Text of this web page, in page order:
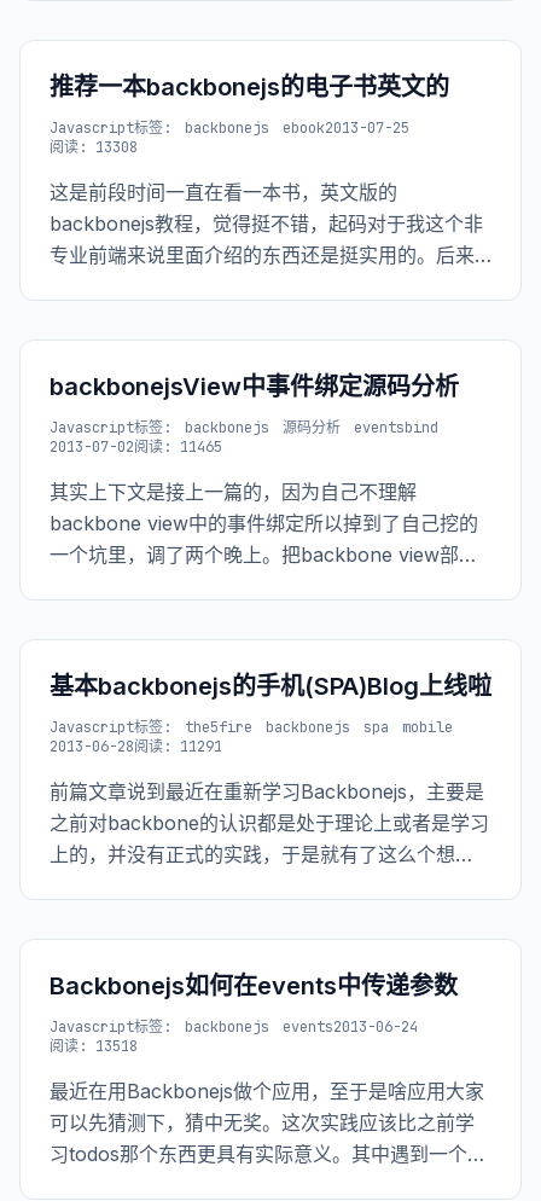
推荐一本backbonejs的电子书英文的
Javascript标签: backbonejs ebook2013-07-25
阅读: 13308
这是前段时间一直在看一本书，英文版的
backbonejs教程，觉得挺不错，起码对于我这个非
专业前端来说里面介绍的东西还是挺实用的。后来
干活还的再学习更多的东西。
backbonejsView中事件绑定源码分析
Javascript标签: backbonejs 源码分析
eventsbind
2013-07-02阅读: 11465
其实上下文是接上一篇的，因为自己不理解
backbone view中的事件绑定所以掉到了自己挖的
一个坑里，调了两个晚上。把backbone view部分
基本backbonejs的手机(SPA)Blog上线啦
Javascript标签: the5fire backbonejs spa
mobile
2013-06-28阅读: 11291
前篇文章说到最近在重新学习Backbonejs，主要是
之前对backbone的认识都是处于理论上或者是学习
上的，并没有正式的实践，于是就有了这么个想
Backbonejs如何在events中传递参数
Javascript标签: backbonejs events2013-06-24
阅读: 13518
最近在用Backbonejs做个应用，至于是啥应用大家
可以先猜测下，猜中无奖。这次实践应该比之前学
习todos那个东西更具有实际意义。其中遇到一个问